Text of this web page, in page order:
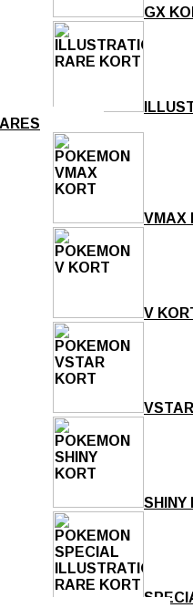
GX
VMAX
V
SHINY